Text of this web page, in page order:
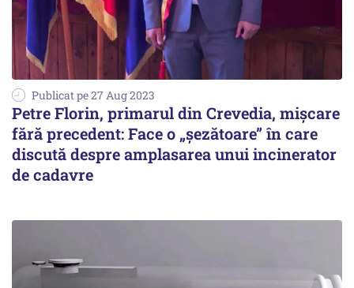
Publicat pe 27 Aug 2023
Petre Florin, primarul din Crevedia, mișcare
fără precedent: Face o „șezătoare” în care
discută despre amplasarea unui incinerator
de cadavre